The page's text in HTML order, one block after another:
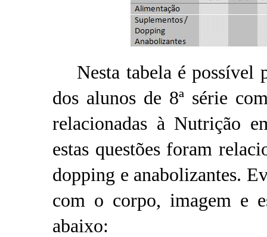
Nesta tabela é possível
dos alunos de 8ª série
relacionadas à Nutrição
estas questões foram
dopping e anabolizantes.
com o corpo, imagem e
abaixo: